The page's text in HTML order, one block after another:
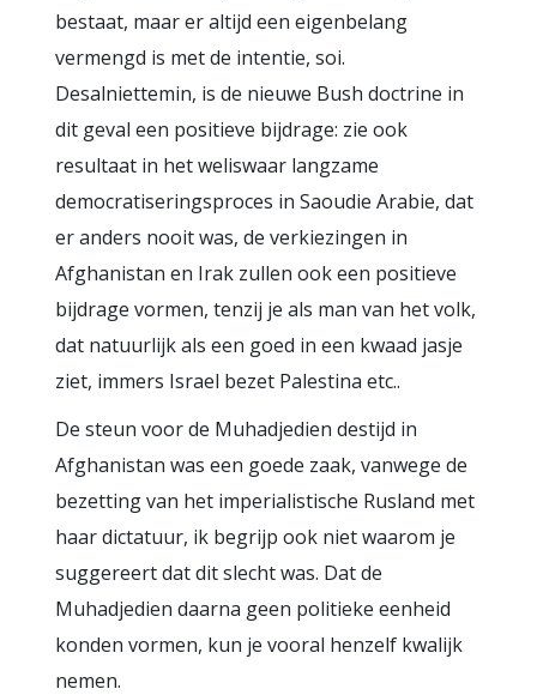
bestaat, maar er altijd een eigenbelang
vermengd is met de intentie, soi.
Desalniettemin, is de nieuwe Bush doctrine in
dit geval een positieve bijdrage: zie ook
resultaat in het weliswaar langzame
democratiseringsproces in Saoudie Arabie, dat
er anders nooit was, de verkiezingen in
Afghanistan en Irak zullen ook een positieve
bijdrage vormen, tenzij je als man van het volk,
dat natuurlijk als een goed in een kwaad jasje
ziet, immers Israel bezet Palestina etc..
De steun voor de Muhadjedien destijd in
Afghanistan was een goede zaak, vanwege de
bezetting van het imperialistische Rusland met
haar dictatuur, ik begrijp ook niet waarom je
suggereert dat dit slecht was. Dat de
Muhadjedien daarna geen politieke eenheid
konden vormen, kun je vooral henzelf kwalijk
nemen.